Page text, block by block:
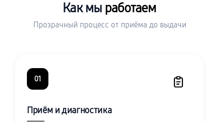
Как мы работаем
Прозрачный процесс от приёма до выдачи
01
Приём и диагностика